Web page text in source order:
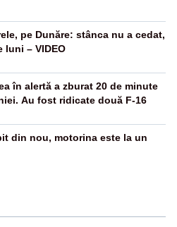
pe Dunăre: stânca nu a cedat,
luni – VIDEO
în alertă a zburat 20 de minute
Au fost ridicate două F-16
din nou, motorina este la un